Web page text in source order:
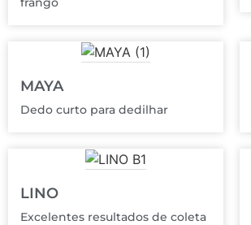
MAYA
Dedo curto para dedilhar
LINO
Excelentes resultados de coleta